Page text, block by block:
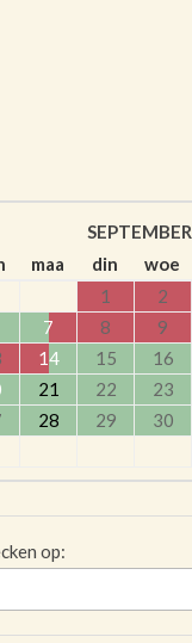
SEPTEMBER
maa din woe
1
2
7 8 9
14 15 16
21 22 23
28 29 30
op: